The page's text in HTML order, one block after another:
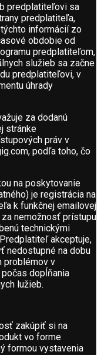
predplatiteľovi sa
predplatiteľa,
informácií zo
obdobie od
predplatiteľom,
služieb sa začne
predplatiteľovi, v
úhrady
za dodanú
stránke
práv v
podľa toho, čo
na poskytovanie
je registrácia na
k funkčnej emailovej
nemožnosť prístupu
technickými
akceptuje,
nedostupné na dobu
problémov v
dopĺňania
lužieb.
zakúpiť si na
vo forme
formou vystavenia